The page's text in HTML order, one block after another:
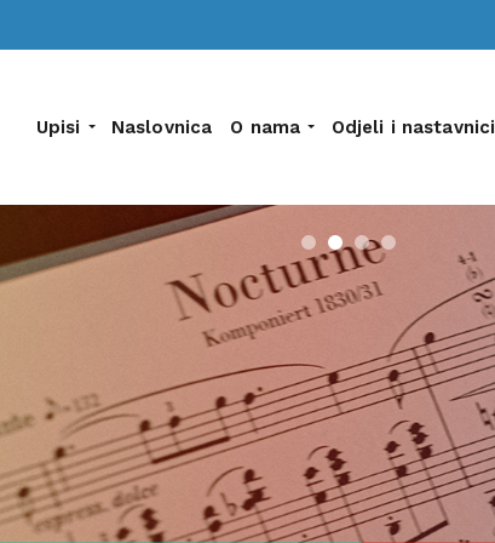
Upisi Naslovnica O nama Odjeli i nastavnici